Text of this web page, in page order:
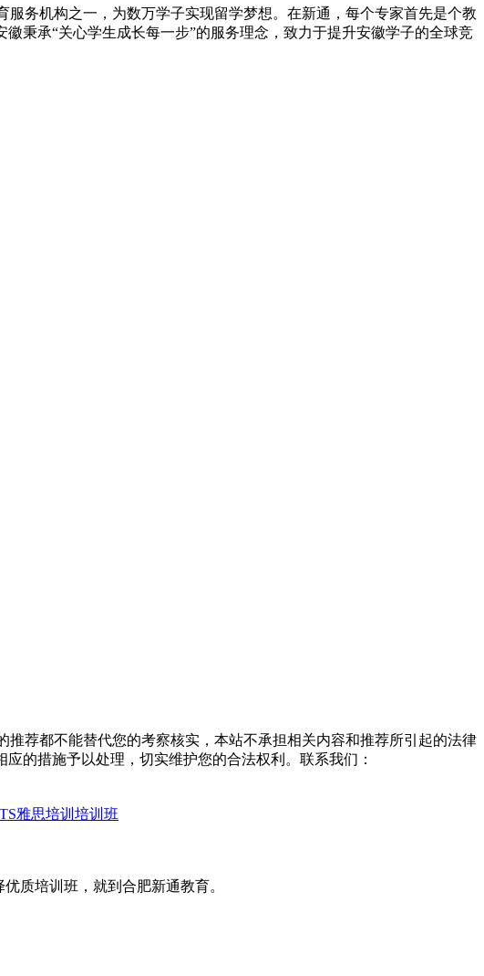
务机构之一，为数万学子实现留学梦想。在新通，每个专家首先是个教
秉承“关心学生成长每一步”的服务理念，致力于提升安徽学子的全球竞
荐都不能替代您的考察核实，本站不承担相关内容和推荐所引起的法律
的措施予以处理，切实维护您的合法权利。联系我们：
雅思培训培训班
质培训班，就到合肥新通教育。